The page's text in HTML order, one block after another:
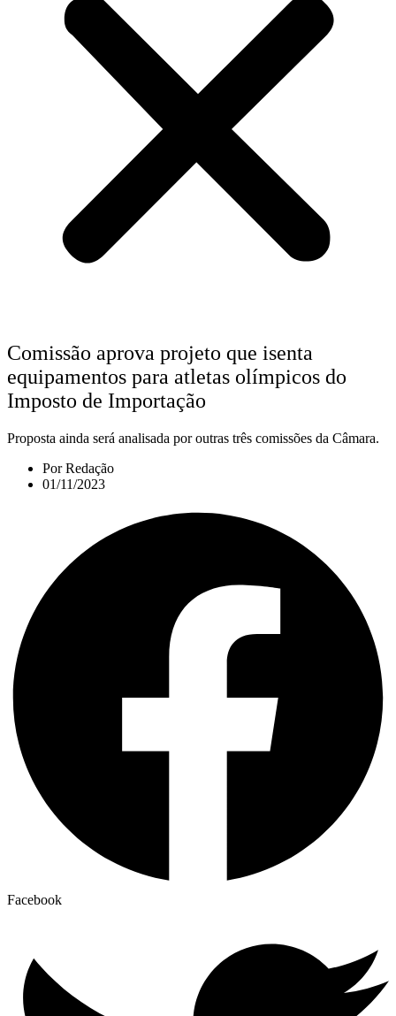
Comissão aprova projeto que isenta
equipamentos para atletas olímpicos do
Imposto de Importação
Proposta ainda será analisada por outras três comissões da Câmara.
PorRedação
01/11/2023
Facebook